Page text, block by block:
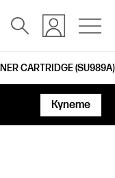
CARTRIDGE (SU989A)
Купете